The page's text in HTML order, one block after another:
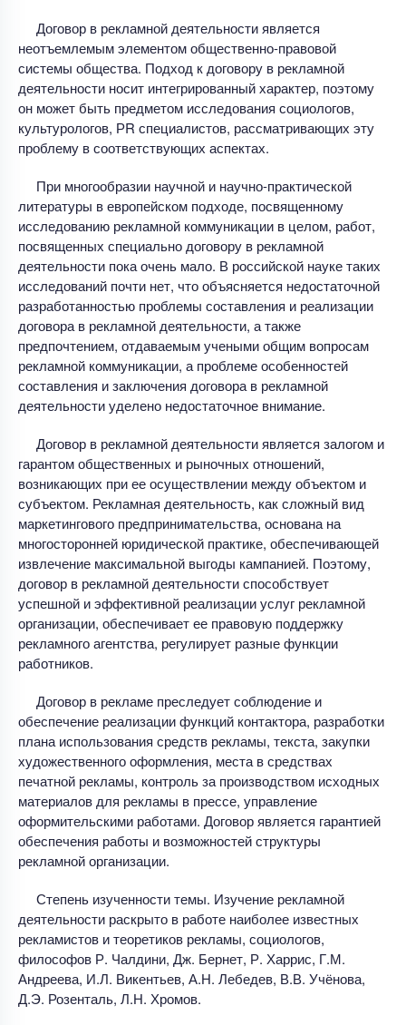
Договор в рекламной деятельности является
неотъемлемым элементом общественно-правовой
системы общества. Подход к договору в рекламной
деятельности носит интегрированный характер, поэтому
он может быть предметом исследования социологов,
культурологов, РR специалистов, рассматривающих эту
проблему в соответствующих аспектах.
При многообразии научной и научно-практической
литературы в европейском подходе, посвященному
исследованию рекламной коммуникации в целом, работ,
посвященных специально договору в рекламной
деятельности пока очень мало. В российской науке таких
исследований почти нет, что объясняется недостаточной
разработанностью проблемы составления и реализации
договора в рекламной деятельности, а также
предпочтением, отдаваемым учеными общим вопросам
рекламной коммуникации, а проблеме особенностей
составления и заключения договора в рекламной
деятельности уделено недостаточное внимание.
Договор в рекламной деятельности является залогом и
гарантом общественных и рыночных отношений,
возникающих при ее осуществлении между объектом и
субъектом. Рекламная деятельность, как сложный вид
маркетингового предпринимательства, основана на
многосторонней юридической практике, обеспечивающей
извлечение максимальной выгоды кампанией. Поэтому,
договор в рекламной деятельности способствует
успешной и эффективной реализации услуг рекламной
организации, обеспечивает ее правовую поддержку
рекламного агентства, регулирует разные функции
работников.
Договор в рекламе преследует соблюдение и
обеспечение реализации функций контактора, разработки
плана использования средств рекламы, текста, закупки
художественного оформления, места в средствах
печатной рекламы, контроль за производством исходных
материалов для рекламы в прессе, управление
оформительскими работами. Договор является гарантией
обеспечения работы и возможностей структуры
рекламной организации.
Степень изученности темы. Изучение рекламной
деятельности раскрыто в работе наиболее известных
рекламистов и теоретиков рекламы, социологов,
философов Р. Чалдини, Дж. Бернет, Р. Харрис, Г.М.
Андреева, И.Л. Викентьев, А.Н. Лебедев, В.В. Учёнова,
Д.Э. Розенталь, Л.Н. Хромов.